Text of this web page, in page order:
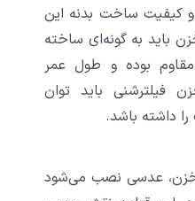
کیفیت ساخت بدنه این
باید به گونه‌ای ساخته
بوده و طول عمر
فیلترشنی باید توان
داشته باشد.
عدسی‌ نصب می‌شود